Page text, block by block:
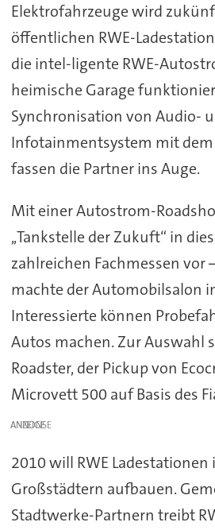
Elektrofahrzeuge wird
öffentlichen RWE-
die intel-ligente RWE-
heimische Garage
Synchronisation von Audio-
Infotainmentsystem mit
fassen die Partner ins Auge.
Mit einer Autostrom-
,,Tankstelle der Zukuft“ in
zahlreichen Fachmessen vor
machte der Automobilsalon
Interessierte können
Autos machen. Zur Auswahl
Roadster, der Pickup von
Microvett 500 auf Basis des
ANZEIGE
2010 will RWE
Großstädtern aufbauen.
Stadtwerke-Partnern treibt